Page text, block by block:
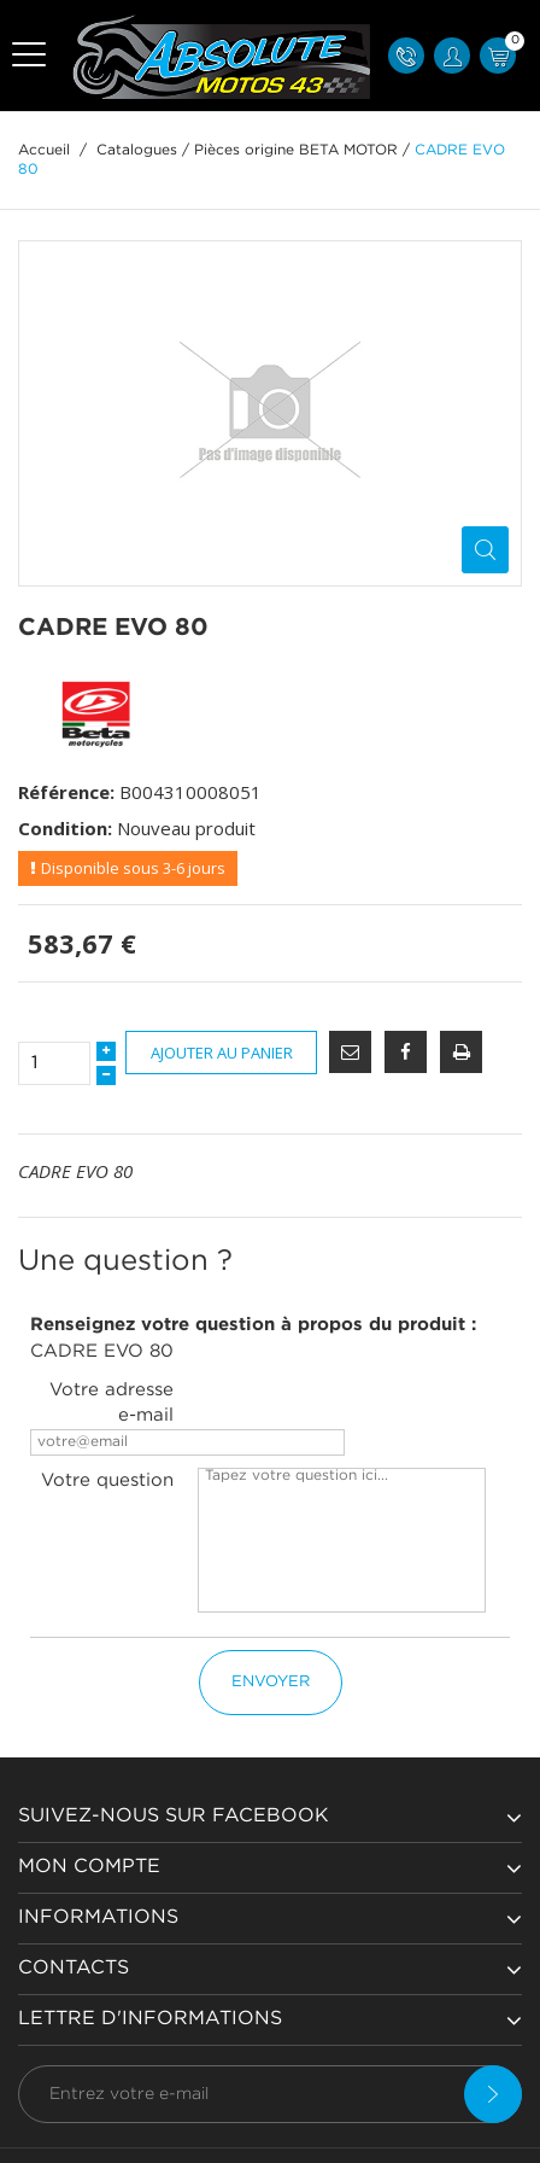
0
Accueil / Catalogues / Pièces origine BETA MOTOR / CADRE EVO
80
CADRE EVO 80
Référence: B004310008051
Condition: Nouveau produit
Disponible sous 3-6 jours
583,67 €
AJOUTER AU PANIER
CADRE EVO 80
Une question ?
Renseignez votre question à propos du produit :
CADRE EVO 80
Votre adresse
e-mail
Votre question
ENVOYER
SUIVEZ-NOUS SUR FACEBOOK
MON COMPTE
INFORMATIONS
CONTACTS
LETTRE D'INFORMATIONS